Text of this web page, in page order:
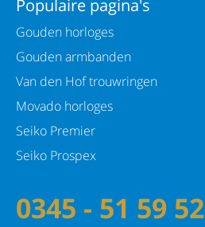
Populaire pagina's
Gouden horloges
Gouden armbanden
Van den Hof trouwringen
Movado horloges
Seiko Premier
Seiko Prospex
0345 - 51 59 52